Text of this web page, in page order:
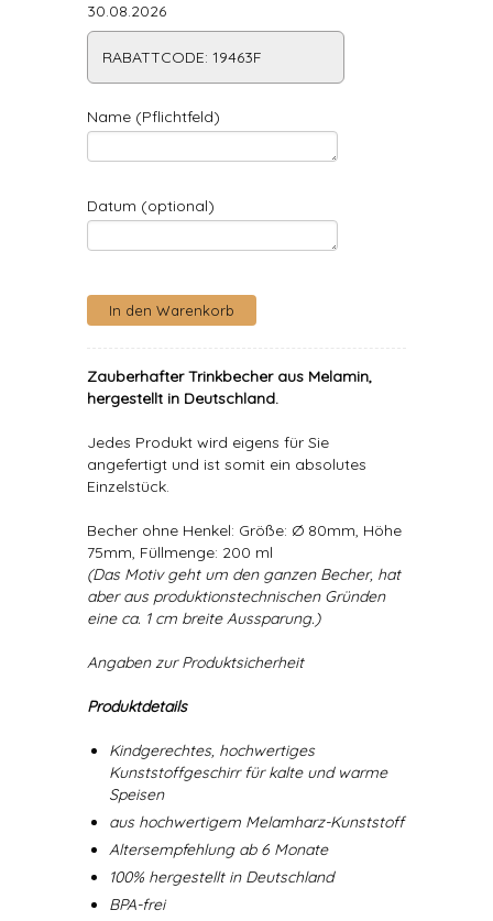
30.08.2026
RABATTCODE: 19463F
Name (Pflichtfeld)
Datum (optional)
Zauberhafter Trinkbecher aus Melamin,
hergestellt in Deutschland.
Jedes Produkt wird eigens für Sie
angefertigt und ist somit ein absolutes
Einzelstück.
Becher ohne Henkel: Größe: Ø 80mm, Höhe
75mm, Füllmenge: 200 ml
(Das Motiv geht um den ganzen Becher, hat
aber aus produktionstechnischen Gründen
eine ca. 1 cm breite Aussparung.)
Angaben zur Produktsicherheit
Produktdetails
Kindgerechtes, hochwertiges
Kunststoffgeschirr für kalte und warme
Speisen
aus hochwertigem Melamharz-Kunststoff
Altersempfehlung ab 6 Monate
100% hergestellt in Deutschland
BPA-frei